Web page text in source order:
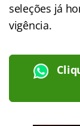
seleções já
vigência.